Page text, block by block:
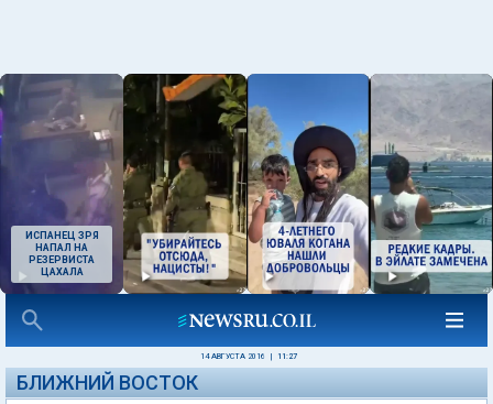
ИСПАНЕЦ ЗРЯ
НАПАЛ НА
РЕЗЕРВИСТА
ЦАХАЛА
14 АВГУСТА 2016 11:27
БЛИЖНИЙ ВОСТОК